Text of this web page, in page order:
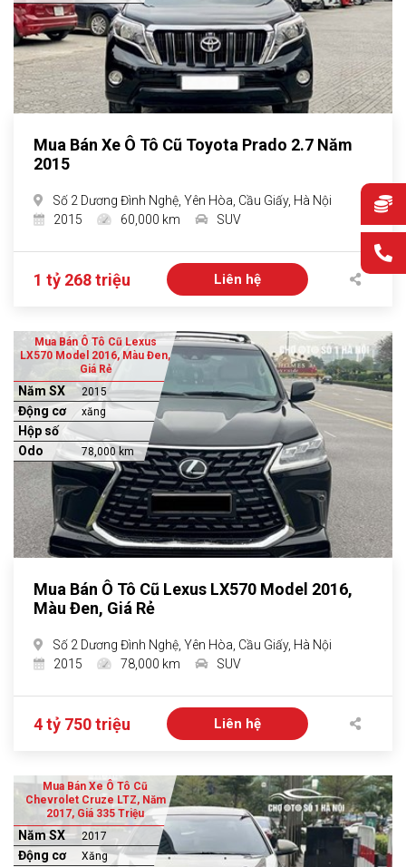
Mua Bán Xe Ô Tô Cũ Toyota Prado 2.7 Năm
2015
Số 2 Dương Đình Nghệ, Yên Hòa, Cầu Giấy, Hà Nội
2015
60,000 km SUV
1 tỷ 268 triệu Liên hệ
Mua Bán Ô Tô Cũ Lexus
LX570 Model 2016, Màu Đen,
Giá Rẻ
Năm SX 2015
Động cơ xăng
Hộp số
Odo
78,000 km
Mua Bán Ô Tô Cũ Lexus LX570 Model 2016,
Màu Đen, Giá Rẻ
Số 2 Dương Đình Nghệ, Yên Hòa, Cầu Giấy, Hà Nội
2015
78,000 km SUV
4 tỷ 750 triệu Liên hệ
Mua Bán Xe Ô Tô Cũ
Chevrolet Cruze LTZ, Năm
2017, Giá 335 Triệu
Năm SX 2017
Động cơ Xăng